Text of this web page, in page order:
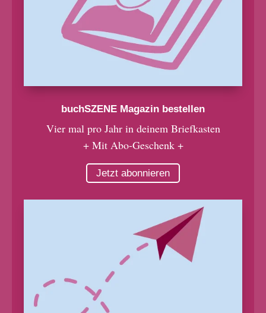
buchSZENE Magazin bestellen
Vier mal pro Jahr in deinem Briefkasten
+ Mit Abo-Geschenk +
Jetzt abonnieren